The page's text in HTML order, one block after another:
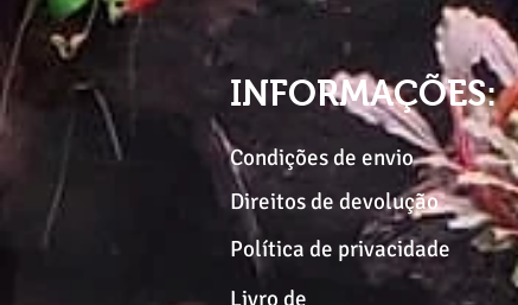
INFORMAÇÕES:
Condições de envio
Direitos de devolução
Política de privacidade
Livro de